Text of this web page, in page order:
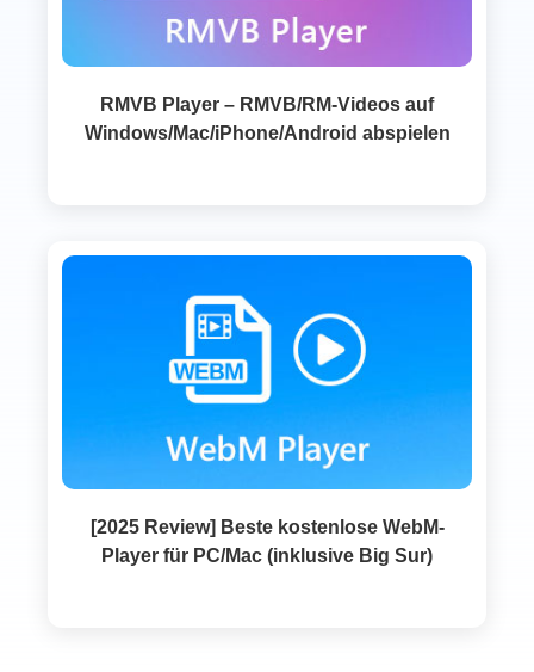
RMVB Player – RMVB/RM‑Videos auf
Windows/Mac/iPhone/Android abspielen
[2025 Review] Beste kostenlose WebM-
Player für PC/Mac (inklusive Big Sur)